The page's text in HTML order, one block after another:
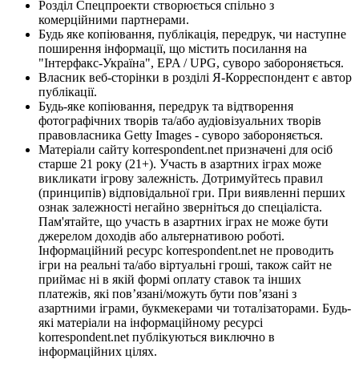
Розділ Спецпроекти створюється спільно з
комерційними партнерами.
Будь яке копіювання, публікація, передрук, чи наступне
поширення інформації, що містить посилання на
"Інтерфакс-Україна", EPA / UPG, суворо забороняється.
Власник веб-сторінки в розділі Я-Корреспондент є автор
публікації.
Будь-яке копіювання, передрук та відтворення
фотографічних творів та/або аудіовізуальних творів
правовласника Getty Images - суворо забороняється.
Матеріали сайту korrespondent.net призначені для осіб
старше 21 року (21+). Участь в азартних іграх може
викликати ігрову залежність. Дотримуйтесь правил
(принципів) відповідальної гри. При виявленні перших
ознак залежності негайно зверніться до спеціаліста.
Пам'ятайте, що участь в азартних іграх не може бути
джерелом доходів або альтернативою роботі.
Інформаційний ресурс korrespondent.net не проводить
ігри на реальні та/або віртуальні гроші, також сайт не
приймає ні в якій формі оплату ставок та інших
платежів, які пов’язані/можуть бути пов’язані з
азартними іграми, букмекерами чи тоталізаторами. Будь-
які матеріали на інформаційному ресурсі
korrespondent.net публікуються виключно в
інформаційних цілях.